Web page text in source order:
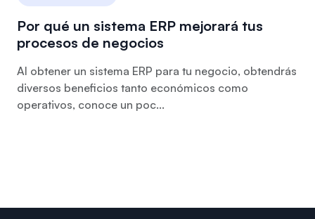
Por qué un sistema ERP mejorará tus
procesos de negocios
Al obtener un sistema ERP para tu negocio, obtendrás
diversos beneficios tanto económicos como
operativos, conoce un poc...